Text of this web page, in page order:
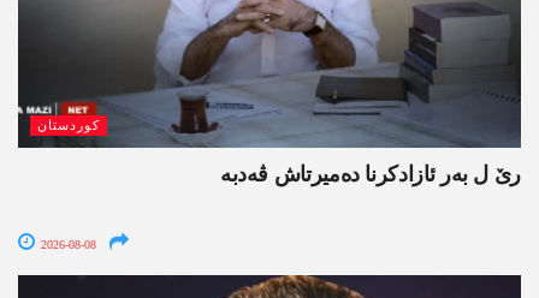
کوردستان
رێ ل بەر ئازادکرنا دەمیرتاش ڤەدبە
2026-08-08